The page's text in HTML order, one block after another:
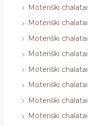
Moteriški chalatai
Moteriški chalatai
Moteriški chalatai
Moteriški chalatai
Moteriški chalatai
Moteriški chalatai
Moteriški chalatai
Moteriški chalatai